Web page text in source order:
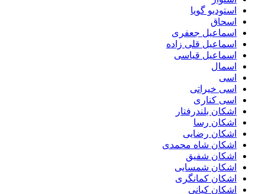
استودیو گویا
اسحاق
اسماعیل جعفری
اسماعیل قلی زاده
اسماعیل قیاسی
اسمال
اسی
اسی خیراتی
اسی کناری
اشکان بلندرفتار
اشکان رسا
اشکان رضایی
اشکان شاه محمدی
اشکان شفیق
اشکان شمسایی
اشکان‌ کمانگری
اشکان کیانی